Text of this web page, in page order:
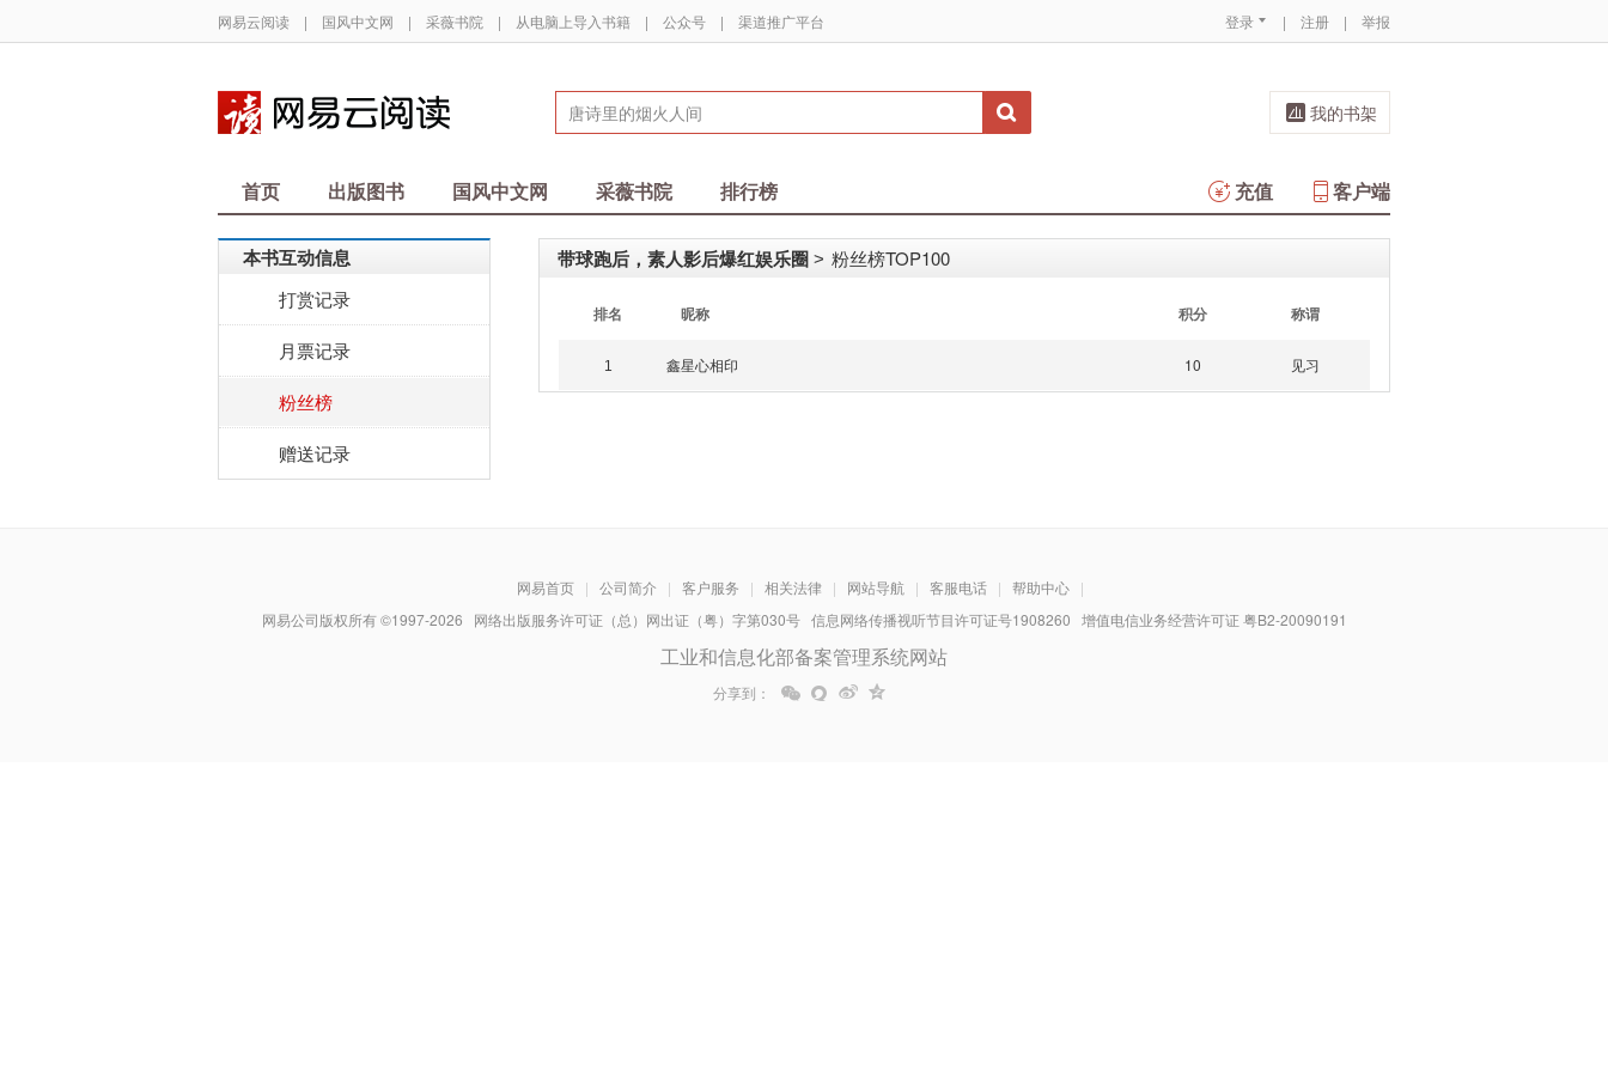
网易云阅读 | 国风中文网 | 采薇书院 | 从电脑上导入书籍 | 公众号 | 渠道推广平台 登录 | 注册 | 举报
我的书架
首页 出版图书 国风中文网 采薇书院 排行榜 客户端
充值
本书互动信息
打赏记录
月票记录
粉丝榜
赠送记录
带球跑后，素人影后爆红娱乐圈 > 粉丝榜TOP100
排名 昵称 积分 称谓
1 鑫星心相印 10 见习
网易首页 | 公司简介 | 客户服务 | 相关法律 | 网站导航 | 客服电话 | 帮助中心 |
网易公司版权所有 ©1997-2026 网络出版服务许可证（总）网出证（粤）字第030号 信息网络传播视听节目许可证号1908260 增值电信业务经营许可证 粤B2-20090191
工业和信息化部备案管理系统网站
分享到：